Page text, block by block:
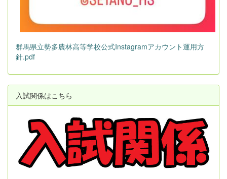
群馬県立勢多農林高等学校公式Instagramアカウント運用方
針.pdf
入試関係はこちら